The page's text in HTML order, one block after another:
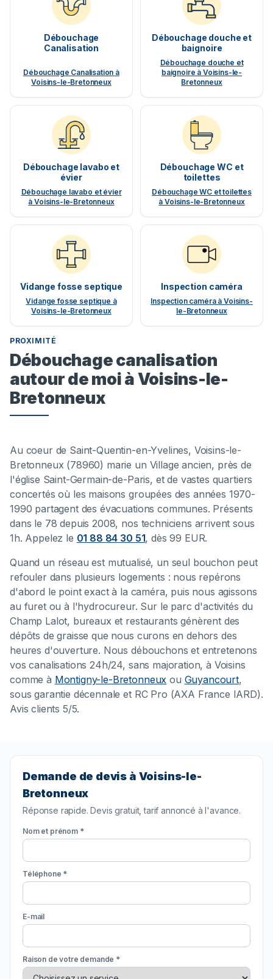
Débouchage
Canalisation
Débouchage Canalisation à
Voisins-le-Bretonneux
Débouchage douche et
baignoire
Débouchage douche et
baignoire à Voisins-le-
Bretonneux
Débouchage lavabo et
évier
Débouchage lavabo et évier
à Voisins-le-Bretonneux
Débouchage WC et
toilettes
Débouchage WC et toilettes
à Voisins-le-Bretonneux
Vidange fosse septique
Vidange fosse septique à
Voisins-le-Bretonneux
Inspection caméra
Inspection caméra à Voisins-
le-Bretonneux
PROXIMITÉ
Débouchage canalisation
autour de moi à Voisins-le-
Bretonneux
Au coeur de Saint-Quentin-en-Yvelines, Voisins-le-
Bretonneux (78960) marie un Village ancien, près de
l'église Saint-Germain-de-Paris, et de vastes quartiers
concertés où les maisons groupées des années 1970-
1990 partagent des évacuations communes. Présents
dans le 78 depuis 2008, nos techniciens arrivent sous
1h. Appelez le 01 88 84 30 51, dès 99 EUR.
Quand un réseau est mutualisé, un seul bouchon peut
refouler dans plusieurs logements : nous repérons
d'abord le point exact à la caméra, puis nous agissons
au furet ou à l'hydrocureur. Sur le parc d'activités du
Champ Lalot, bureaux et restaurants génèrent des
dépôts de graisse que nous curons en dehors des
heures d'ouverture. Nous débouchons et entretenons
vos canalisations 24h/24, sans majoration, à Voisins
comme à Montigny-le-Bretonneux ou Guyancourt,
sous garantie décennale et RC Pro (AXA France IARD).
Avis clients 5/5.
Demande de devis à Voisins-le-
Bretonneux
Réponse rapide. Devis gratuit, tarif annoncé à l'avance.
Nom et prénom *
Téléphone *
E-mail
Raison de votre demande *